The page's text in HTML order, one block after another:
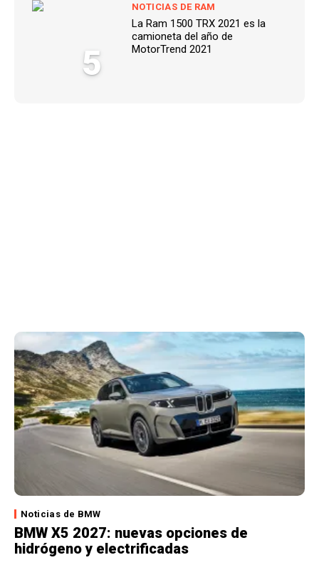
5
NOTICIAS DE RAM
La Ram 1500 TRX 2021 es la
camioneta del año de
MotorTrend 2021
Noticias de BMW
BMW X5 2027: nuevas opciones de
hidrógeno y electrificadas